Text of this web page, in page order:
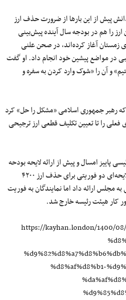
پیش از این بارها از ضرورت حذف ارز
ارز را هم در بودجه سال آینده پیش‌بینی
زمستان آغاز کرده‌اند، در صحن علنی
مواضع پیشین خود انجام داد. او گفت
و آن را «شوک وارد کردن به سفره و
رهبر جمهوری اسلامی «مشکل را حل» کرد
را تا تعیین تکلیف قطعی ارز ترجیحی
پاییز امسال و پیش از ارائه لایحه بودحه
۱۴۰۱ به مجلس شورای اسلامی هم لایحه‌ای دو فوریتی برای حذف ارز ۴۲۰۰
مجلس ارائه داد اما نمایندگان به فوریت
کار هیئت رئیسه خارج شد.
https://kayhan.london/1400/08/
%d8%af%d8%b1-